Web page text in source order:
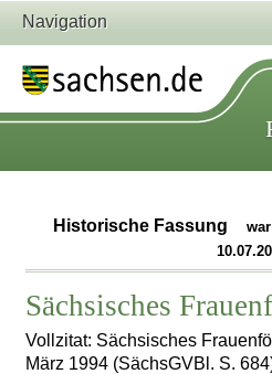
Navigation
Historische Fassung
Sächsisches
Vollzitat: Sächsisches
März 1994 (SächsGVBl. S.